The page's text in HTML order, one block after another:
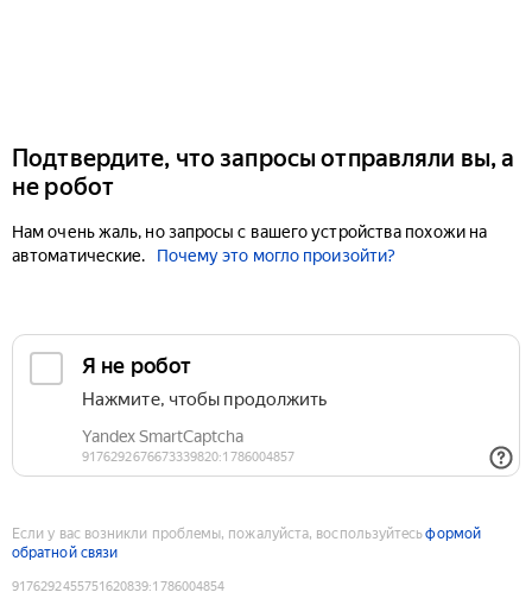
Подтвердите, что запросы отправляли вы, а
не робот
Нам очень жаль, но запросы с вашего устройства похожи на
автоматические.
Почему это могло произойти?
Если у вас возникли проблемы, пожалуйста, воспользуйтесьформой
обратной связи
9176292455751620839:1786004854